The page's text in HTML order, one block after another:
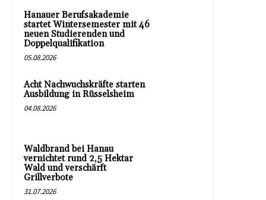
Hanauer Berufsakademie
startet Wintersemester mit 46
neuen Studierenden und
Doppelqualifikation
05.08.2026
Acht Nachwuchskräfte starten
Ausbildung in Rüsselsheim
04.08.2026
Waldbrand bei Hanau
vernichtet rund 2,5 Hektar
Wald und verschärft
Grillverbote
31.07.2026